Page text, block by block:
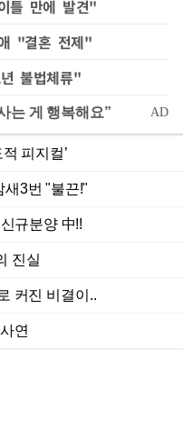
틀 만에 발견"
"결혼 전제"
불법체류"